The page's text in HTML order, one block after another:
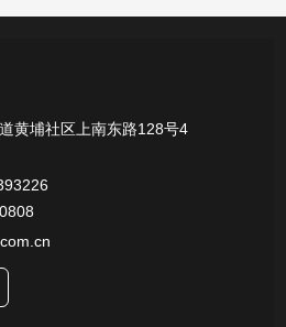
运输传媒介质）系列
采集与保存套装系列
黄埔社区上南东路128号4